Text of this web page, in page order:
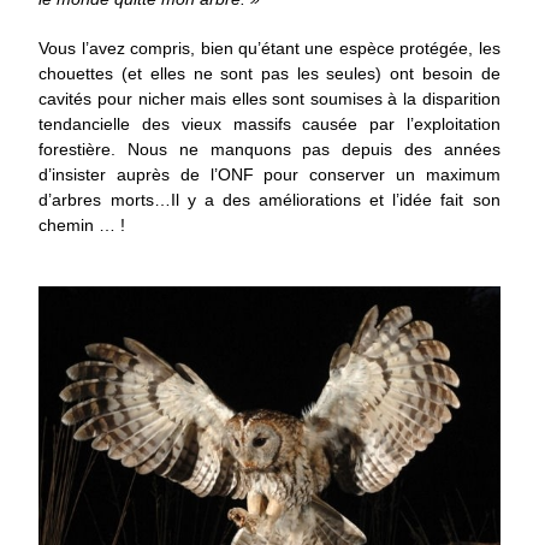
Vous l’avez compris, bien qu’étant une espèce protégée, les
chouettes (et elles ne sont pas les seules) ont besoin de
cavités pour nicher mais elles sont soumises à la disparition
tendancielle des vieux massifs causée par l’exploitation
forestière. Nous ne manquons pas depuis des années
d’insister auprès de l’ONF pour conserver un maximum
d’arbres morts…Il y a des améliorations et l’idée fait son
chemin … !